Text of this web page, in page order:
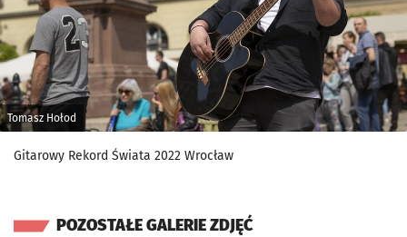
Tomasz Hołod
Gitarowy Rekord Świata 2022 Wrocław
POZOSTAŁE GALERIE ZDJĘĆ